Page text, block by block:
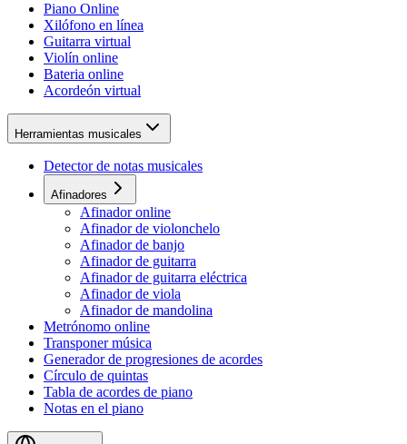
Piano Online
Xilófono en línea
Guitarra virtual
Violín online
Bateria online
Acordeón virtual
Herramientas musicales
Detector de notas musicales
Afinadores
Afinador online
Afinador de violonchelo
Afinador de banjo
Afinador de guitarra
Afinador de guitarra eléctrica
Afinador de viola
Afinador de mandolina
Metrónomo online
Transponer música
Generador de progresiones de acordes
Círculo de quintas
Tabla de acordes de piano
Notas en el piano